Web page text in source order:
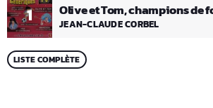
1 Olive et Tom, champions de
JEAN-CLAUDE CORBEL
LISTE COMPLÈTE